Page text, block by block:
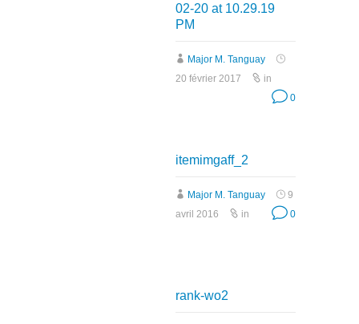
02-20 at 10.29.19
PM
Major M. Tanguay
20 février 2017
in
0
itemimgaff_2
Major M. Tanguay
9
avril 2016
in 0
rank-wo2